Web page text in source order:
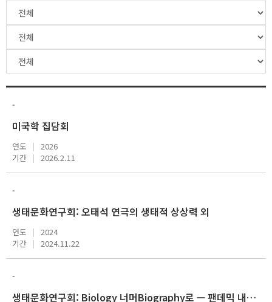
-
미국학 집담회
연도
2026
기간
2026.2.11
-
생태문화연구회: 오태석 연극의 생태적 상상력 외
연도
2024
기간
2024.11.22
-
생태문화연구회: Biology 너머Biography로 — 팬데믹 내러티브 외